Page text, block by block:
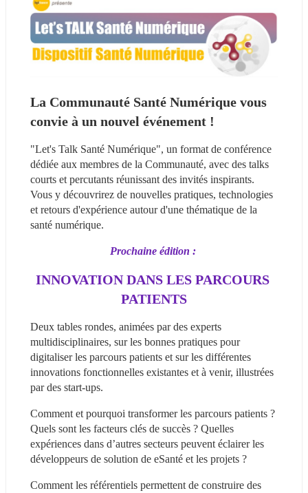
La Communauté Santé Numérique vous
convie à un nouvel événement !
"Let's Talk Santé Numérique", un format de conférence
dédiée aux membres de la Communauté, avec des talks
courts et percutants réunissant des invités inspirants.
Vous y découvrirez de nouvelles pratiques, technologies
et retours d'expérience autour d'une thématique de la
santé numérique.
Prochaine édition :
INNOVATION DANS LES PARCOURS
PATIENTS
Deux tables rondes, animées par des experts
multidisciplinaires, sur les bonnes pratiques pour
digitaliser les parcours patients et sur les différentes
innovations fonctionnelles existantes et à venir, illustrées
par des start-ups.
Comment et pourquoi transformer les parcours patients ?
Quels sont les facteurs clés de succès ? Quelles
expériences dans d’autres secteurs peuvent éclairer les
développeurs de solution de eSanté et les projets ?
Comment les référentiels permettent de construire des